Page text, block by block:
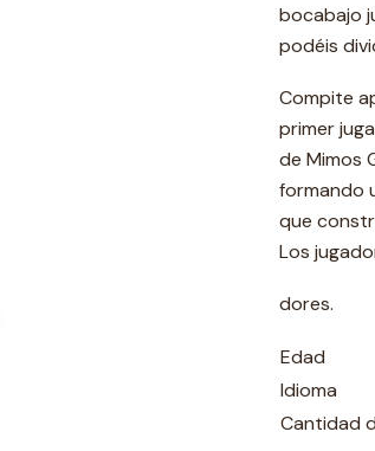
bocabajo
podéis
Compite
primer
de Mimos
formando
que
Los
dores.
Edad
Idioma
Cantidad